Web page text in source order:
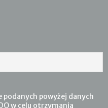
podanych powyżej danych
w celu otrzymania